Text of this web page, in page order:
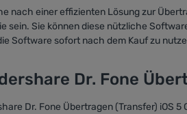
nach einer effizienten Lösung zur
sein. Sie können diese nützliche
Software sofort nach dem Kauf zu
Dr. Fone
Dr. Fone Übertragen (Transfer) iOS